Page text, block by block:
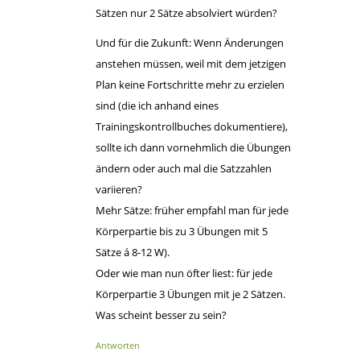
Sätzen nur 2 Sätze absolviert würden?
Und für die Zukunft: Wenn Änderungen
anstehen müssen, weil mit dem jetzigen
Plan keine Fortschritte mehr zu erzielen
sind (die ich anhand eines
Trainingskontrollbuches dokumentiere),
sollte ich dann vornehmlich die Übungen
ändern oder auch mal die Satzzahlen
variieren?
Mehr Sätze: früher empfahl man für jede
Körperpartie bis zu 3 Übungen mit 5
Sätze á 8-12 W).
Oder wie man nun öfter liest: für jede
Körperpartie 3 Übungen mit je 2 Sätzen.
Was scheint besser zu sein?
Antworten